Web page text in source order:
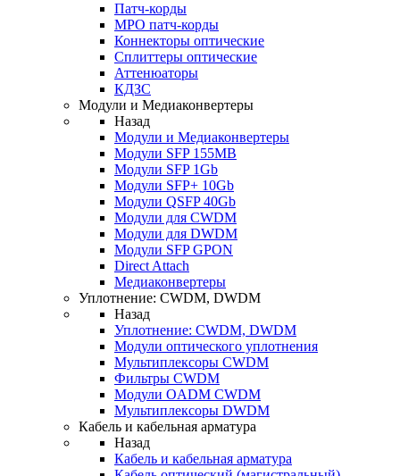
Патч-корды
MPO патч-корды
Коннекторы оптические
Сплиттеры оптические
Аттенюаторы
КДЗС
Модули и Медиаконвертеры
Назад
Модули и Медиаконвертеры
Модули SFP 155MB
Модули SFP 1Gb
Модули SFP+ 10Gb
Модули QSFP 40Gb
Модули для CWDM
Модули для DWDM
Модули SFP GPON
Direct Attach
Медиаконвертеры
Уплотнение: CWDM, DWDM
Назад
Уплотнение: CWDM, DWDM
Модули оптического уплотнения
Мультиплексоры CWDM
Фильтры CWDM
Модули OADM CWDM
Мультиплексоры DWDM
Кабель и кабельная арматура
Назад
Кабель и кабельная арматура